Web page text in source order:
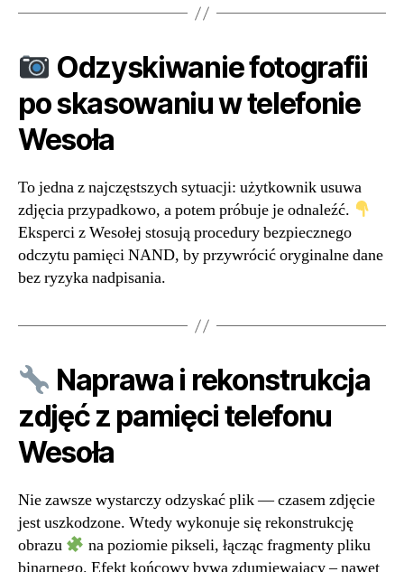
Odzyskiwanie fotografii
po skasowaniu w telefonie
Wesoła
To jedna z najczęstszych sytuacji: użytkownik usuwa
zdjęcia przypadkowo, a potem próbuje je odnaleźć.
Eksperci z Wesołej stosują procedury bezpiecznego
odczytu pamięci NAND, by przywrócić oryginalne dane
bez ryzyka nadpisania.
Naprawa i rekonstrukcja
zdjęć z pamięci telefonu
Wesoła
Nie zawsze wystarczy odzyskać plik — czasem zdjęcie
jest uszkodzone. Wtedy wykonuje się rekonstrukcję
obrazu
na poziomie pikseli, łącząc fragmenty pliku